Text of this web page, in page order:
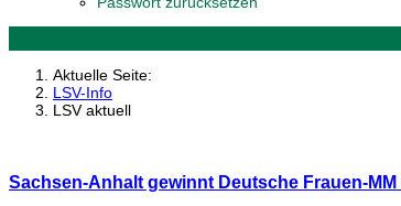
Aktuelle Seite:
LSV-Info
LSV aktuell
Sachsen-Anhalt gewinnt Deutsche Frauen-